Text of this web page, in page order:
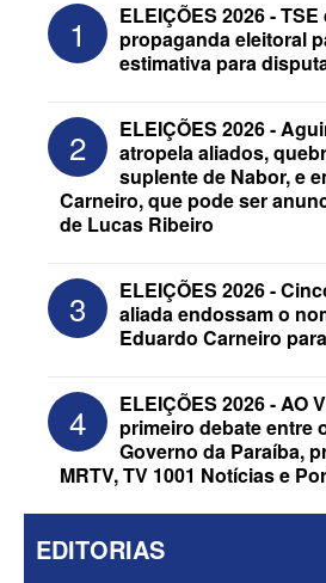
ELEIÇÕES 2026 - Após
Senado da Paraíba
1
ELEIÇÕES 2026 -
propaganda eleitoral
estimativa para
2
ELEIÇÕES 2026 -
atropela aliados,
suplente de Nabor, e
Carneiro, que pode ser
de Lucas Ribeiro
3
ELEIÇÕES 2026 -
aliada endossam o
Eduardo Carneiro
4
ELEIÇÕES 2026 - AO
primeiro debate entre
Governo da Paraíba,
MRTV, TV 1001 Notícias e
EDITORIAS